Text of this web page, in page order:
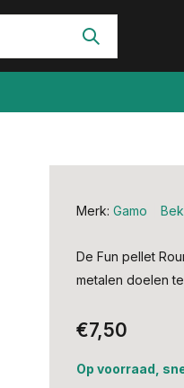
Merk: Gamo
De Fun pellet
metalen doelen
€7,50
Op voorraad,